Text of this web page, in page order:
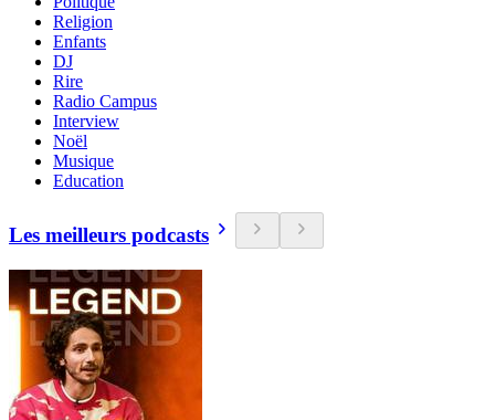
Religion
Enfants
DJ
Rire
Radio Campus
Interview
Noël
Musique
Education
Les meilleurs podcasts